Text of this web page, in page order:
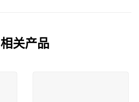
相关产品